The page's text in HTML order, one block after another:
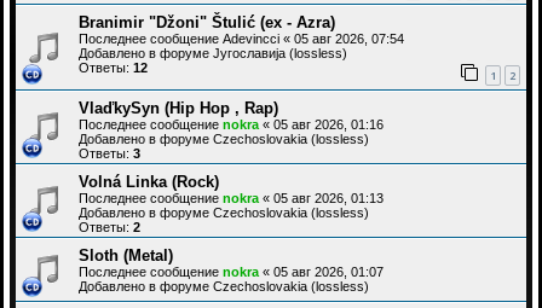
Branimir "Džoni" Štulić (ex - Azra)
Последнее сообщение Adevincci « 05 авг 2026, 07:54
Добавлено в форуме Југославија (lossless)
Ответы: 12 1 2
VlaďkySyn (Hip Hop , Rap)
Последнее сообщение nokra « 05 авг 2026, 01:16
Добавлено в форуме Czechoslovakia (lossless)
Ответы: 3
Volná Linka (Rock)
Последнее сообщение nokra « 05 авг 2026, 01:13
Добавлено в форуме Czechoslovakia (lossless)
Ответы: 2
Sloth (Metal)
Последнее сообщение nokra « 05 авг 2026, 01:07
Добавлено в форуме Czechoslovakia (lossless)